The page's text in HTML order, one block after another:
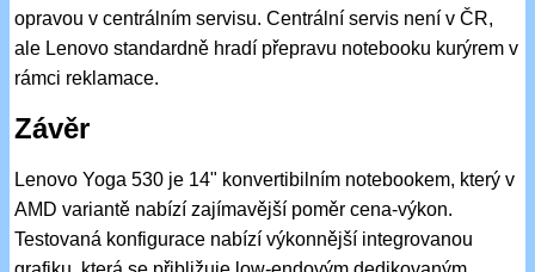
opravou v centrálním servisu. Centrální servis není v ČR,
ale Lenovo standardně hradí přepravu notebooku kurýrem v
rámci reklamace.
Závěr
Lenovo Yoga 530 je 14" konvertibilním notebookem, který v
AMD variantě nabízí zajímavější poměr cena-výkon.
Testovaná konfigurace nabízí výkonnější integrovanou